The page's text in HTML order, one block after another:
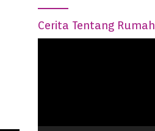
Cerita Tentang Rumah